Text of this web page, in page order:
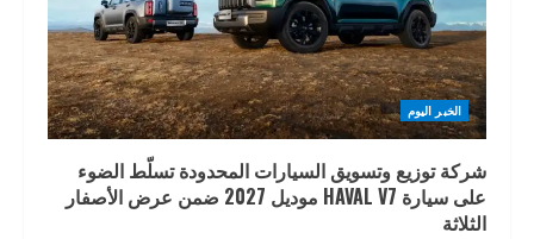
الخبر اليوم
شركة توزيع وتسويق السيارات المحدودة تسلّط الضوء
على سيارة HAVAL V7 موديل 2027 ضمن عرض الأصفار
الثلاثة